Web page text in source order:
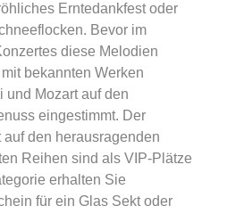
Erntedankfest oder
Bevor im
diese Melodien
bekannten Werken
und Mozart auf den
eingestimmt. Der
den herausragenden
Reihen sind als VIP-Plätze
erhalten Sie
für ein Glas Sekt oder